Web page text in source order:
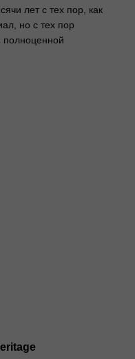
лет с тех пор, как
но с тех пор
полноценной